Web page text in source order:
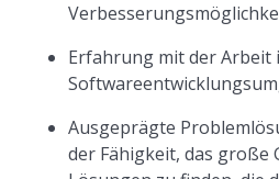
Erfahrung mit der Arbeit
Ausgeprägte
der Fähigkeit, das große